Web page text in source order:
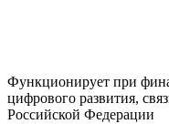
Функционирует при
цифрового развития,
Российской Федерации